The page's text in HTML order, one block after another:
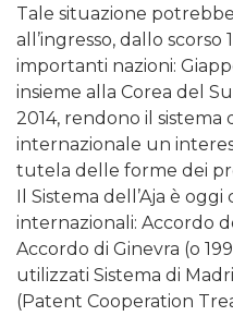
Tale situazione
all’ingresso, dallo scorso
importanti nazioni:
insieme alla Corea del
2014, rendono il
internazionale un
tutela delle forme dei
Il Sistema dell’Aja è
internazionali: Accordo
Accordo di Ginevra (o
utilizzati Sistema di
(Patent Cooperation